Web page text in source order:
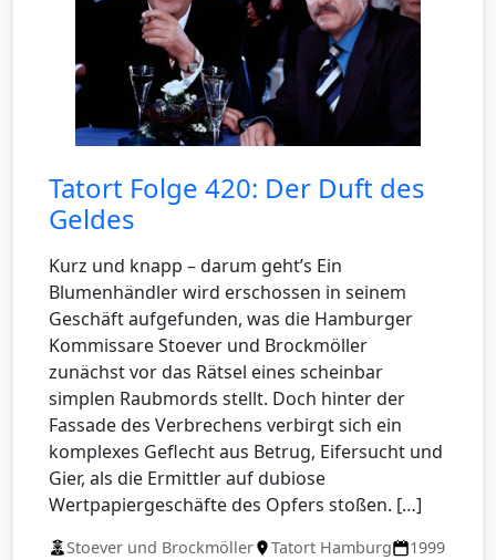
Tatort Folge 420: Der Duft des
Geldes
Kurz und knapp – darum geht’s Ein
Blumenhändler wird erschossen in seinem
Geschäft aufgefunden, was die Hamburger
Kommissare Stoever und Brockmöller
zunächst vor das Rätsel eines scheinbar
simplen Raubmords stellt. Doch hinter der
Fassade des Verbrechens verbirgt sich ein
komplexes Geflecht aus Betrug, Eifersucht und
Gier, als die Ermittler auf dubiose
Wertpapiergeschäfte des Opfers stoßen. […]
Stoever und Brockmöller Tatort Hamburg 1999